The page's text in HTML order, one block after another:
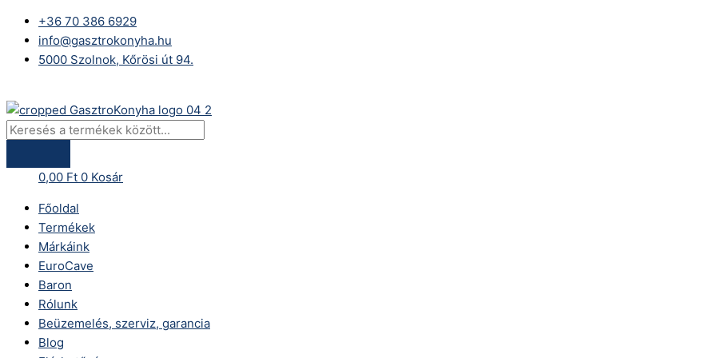
content
+36 70 386 6929
info@gasztrokonyha.hu
5000 Szolnok, Kőrösi út 94.
search
0,00 Ft 0 Kosár
Főoldal
Termékek
Márkáink
EuroCave
Baron
Rólunk
Beüzemelés, szerviz, garancia
Blog